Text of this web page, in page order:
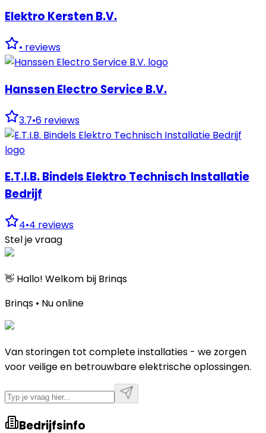
Elektro Kersten B.V.
• reviews
Hanssen Electro Service B.V.
3.7•6 reviews
E.T.I.B. Bindels Elektro Technisch Installatie
Bedrijf
4•4 reviews
Stel je vraag
👋 Hallo! Welkom bij Brinqs
Brinqs • Nu online
Van storingen tot complete installaties - we zorgen
voor veilige en betrouwbare elektrische oplossingen.
Bedrijfsinfo